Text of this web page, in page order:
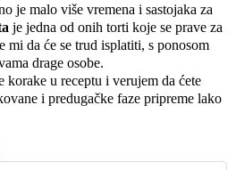
je malo više vremena i sastojaka za
je jedna od onih torti koje se prave za
mi da će se trud isplatiti, s ponosom
drage osobe.
korake u receptu i verujem da ćete
i predugačke faze pripreme lako